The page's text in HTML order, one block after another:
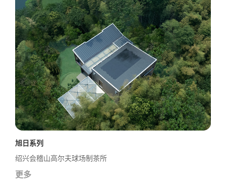
旭日系列
绍兴会稽山高尔夫球场制茶所
更多